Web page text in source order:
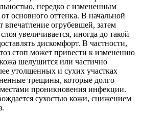
нередко с измененным
основного оттенка. В начальной
впечатление огрубевшей, затем
увеличивается, иногда до такой
дискомфорт. В частности,
стоп может привести к изменению
шелушится или частично
утолщенных и сухих участках
трещины, которые долго
проникновения инфекции.
сухостью кожи, снижением